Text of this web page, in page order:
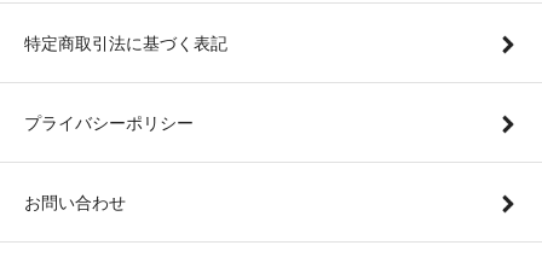
特定商取引法に基づく表記
プライバシーポリシー
お問い合わせ